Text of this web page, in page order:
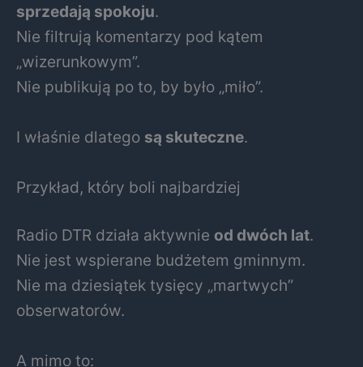
sprzedają spokoju.
Nie filtrują komentarzy pod kątem
„wizerunkowym”.
Nie publikują po to, by było „miło”.
I właśnie dlatego są skuteczne.
Przykład, który boli najbardziej
Radio DTR działa aktywnie od dwóch lat.
Nie jest wspierane budżetem gminnym.
Nie ma dziesiątek tysięcy „martwych”
obserwatorów.
A mimo to: